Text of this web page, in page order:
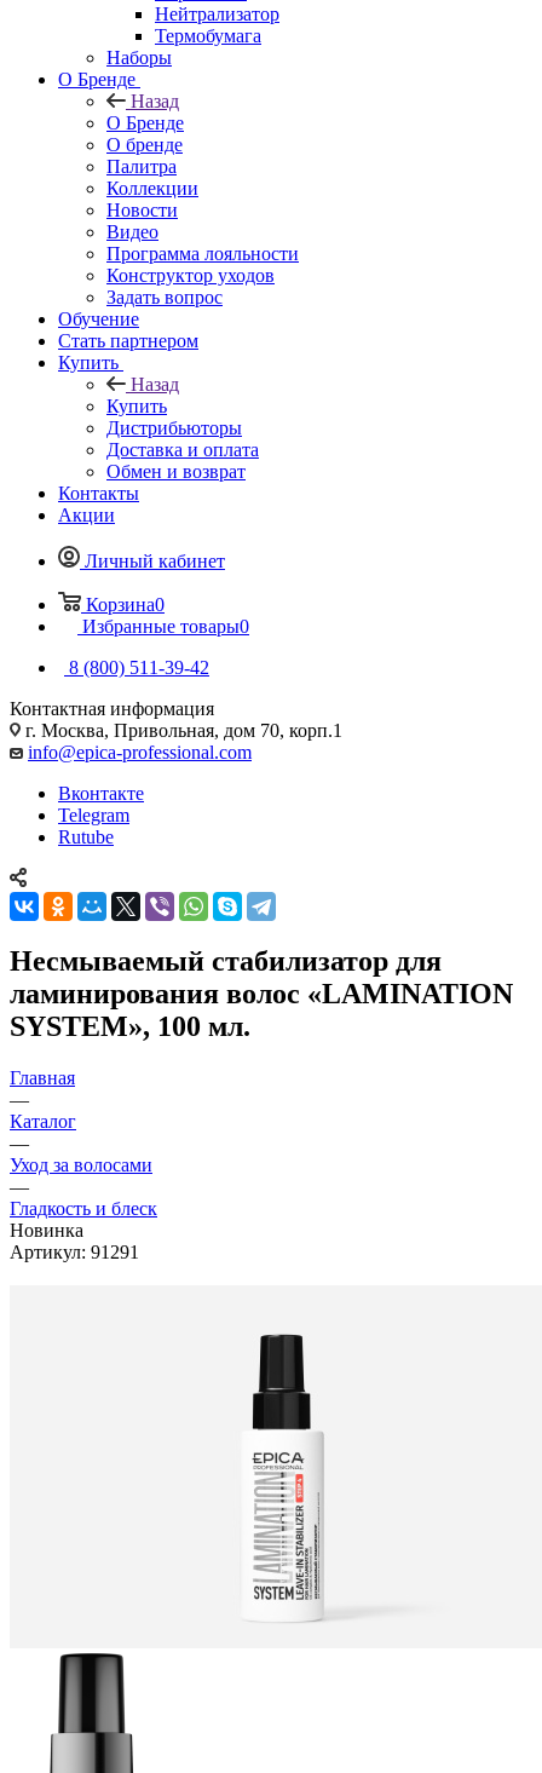
Нейтрализатор
Термобумага
Наборы
О Бренде
Назад
О Бренде
О бренде
Палитра
Коллекции
Новости
Видео
Программа лояльности
Конструктор уходов
Задать вопрос
Обучение
Стать партнером
Купить
Назад
Купить
Дистрибьюторы
Доставка и оплата
Обмен и возврат
Контакты
Акции
Личный кабинет
Корзина0
Избранные товары0
8 (800) 511-39-42
Контактная информация
г. Москва, Привольная, дом 70, корп.1
info@epica-professional.com
Вконтакте
Telegram
Rutube
Несмываемый стабилизатор для
ламинирования волос «LAMINATION
SYSTEM», 100 мл.
Главная
—
Каталог
—
Уход за волосами
—
Гладкость и блеск
Новинка
Артикул: 91291